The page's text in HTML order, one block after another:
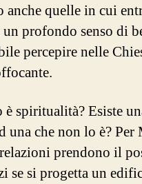
anche quelle in cui
un profondo senso di
percepire nelle
spiritualità? Esiste
una che non lo è? Per
prendono il
se si progetta un